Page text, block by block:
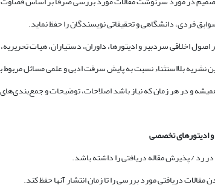
ادیتورهای تخصصی